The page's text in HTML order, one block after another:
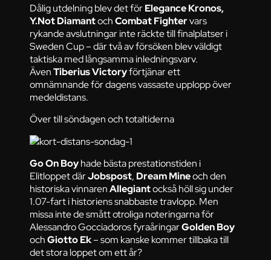
Dålig utdelning blev det förElegance Kronos,
Y.Not DiamantochCombat Fightervars
rykande avslutningar inte räckte till finalplatser i
Sweden Cup – där två av försöken blev väldigt
taktiska med långsamma inledningsvarv.
ÄvenTiberius Victoryförtjänar ett
omnämnande för dagens vassaste upplopp över
medeldistans.
Över till söndagen och totaltiderna
Go On Boyhade bästa prestationstiden i
Elitloppet därJobspost, Dream Mineoch den
historiska vinnarenAllegiantockså höll sig under
1.07-fart i historiens snabbaste travlopp. Men
missa inte de smått otroliga noteringarna för
Alessandro Gocciadoros fyraåringarGolden Boy
ochGiotto Ek– som kanske kommer tillbaka till
det stora loppet om ett år?